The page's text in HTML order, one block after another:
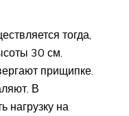
тогда,
30 см.
прищипке.
В
нагрузку на